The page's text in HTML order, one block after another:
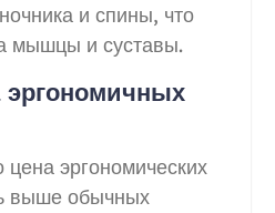
и спины, что
мышцы и суставы.
эргономических
выше обычных